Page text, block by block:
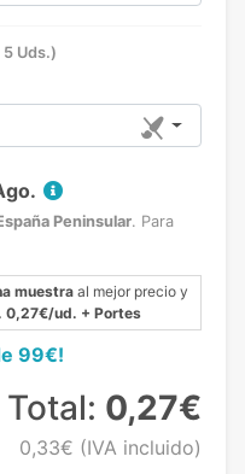
Uds.)
Peninsular. Para
muestra al mejor precio y
0,27€/ud. + Portes
99€!
Total: 0,27€
0,33€ (IVA incluido)